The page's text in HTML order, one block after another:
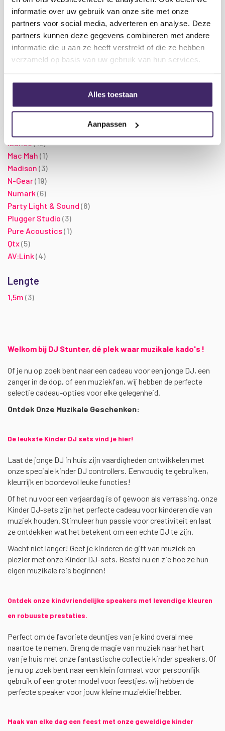
informatie over uw gebruik van onze site met onze
partners voor social media, adverteren en analyse. Deze
partners kunnen deze gegevens combineren met andere
informatie die u aan ze heeft verstrekt of die ze hebben
verzameld op basis van uw gebruik van hun services.
Alles toestaan
Aanpassen
€10.00 - €584.00
Merk
DJ Stunter 4producten
Mac Mah 1product
Madison 3producten
N-Gear 19producten
Numark 6producten
Party Light & Sound 8producten
Plugger Studio 3producten
Pure Acoustics 1product
Qtx 5producten
AV:Link 4producten
Lengte
1,5m 3producten
Welkom bij DJ Stunter, dé plek waar muzikale kado's !
Of je nu op zoek bent naar een cadeau voor een jonge DJ, een
zanger in de dop, of een muziekfan, wij hebben de perfecte
selectie cadeau-opties voor elke gelegenheid.
Ontdek Onze Muzikale Geschenken:
De leukste Kinder DJ sets vind je hier!
Laat de jonge DJ in huis zijn vaardigheden ontwikkelen met
onze speciale kinder DJ controllers. Eenvoudig te gebruiken,
kleurrijk en boordevol leuke functies!
Of het nu voor een verjaardag is of gewoon als verrassing, onze
Kinder DJ-sets zijn het perfecte cadeau voor kinderen die van
muziek houden. Stimuleer hun passie voor creativiteit en laat
ze ontdekken wat het betekent om een echte DJ te zijn.
Wacht niet langer! Geef je kinderen de gift van muziek en
plezier met onze Kinder DJ-sets. Bestel nu en zie hoe ze hun
eigen muzikale reis beginnen!
Ontdek onze kindvriendelijke speakers met levendige kleuren
en robuuste prestaties.
Perfect om de favoriete deuntjes van je kind overal mee
naartoe te nemen. Breng de magie van muziek naar het hart
van je huis met onze fantastische collectie kinder speakers. Of
je nu op zoek bent naar een klein formaat voor persoonlijk
gebruik of een groter model voor feestjes, wij hebben de
perfecte speaker voor jouw kleine muziekliefhebber.
Maak van elke dag een feest met onze geweldige kinder